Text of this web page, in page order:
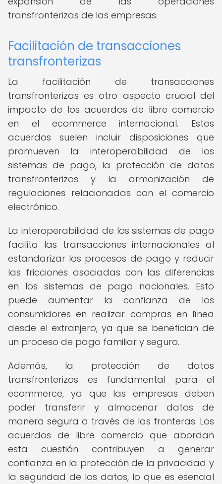
transfronterizas de las empresas.
Facilitación de transacciones
transfronterizas
La facilitación de transacciones
transfronterizas es otro aspecto crucial del
impacto de los acuerdos de libre comercio
en el ecommerce internacional. Estos
acuerdos suelen incluir disposiciones que
promueven la interoperabilidad de los
sistemas de pago, la protección de datos
transfronterizos y la armonización de
regulaciones relacionadas con el comercio
electrónico.
La interoperabilidad de los sistemas de pago
facilita las transacciones internacionales al
estandarizar los procesos de pago y reducir
las fricciones asociadas con las diferencias
en los sistemas de pago nacionales. Esto
puede aumentar la confianza de los
consumidores en realizar compras en línea
desde el extranjero, ya que se benefician de
un proceso de pago familiar y seguro.
Además, la protección de datos
transfronterizos es fundamental para el
ecommerce, ya que las empresas deben
poder transferir y almacenar datos de
manera segura a través de las fronteras. Los
acuerdos de libre comercio que abordan
esta cuestión contribuyen a generar
confianza en la protección de la privacidad y
la seguridad de los datos, lo que es esencial